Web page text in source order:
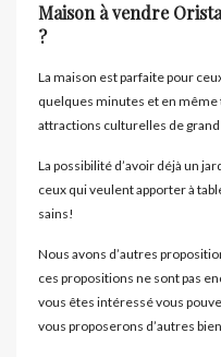
Maison à vendre
?
La maison est parfaite pour
quelques minutes et en
attractions culturelles de
La possibilité d’avoir déjà un
ceux qui veulent apporter à
sains!
Nous avons d’autres
ces propositions ne sont pas
vous êtes intéressé vous
vous proposerons d’autres